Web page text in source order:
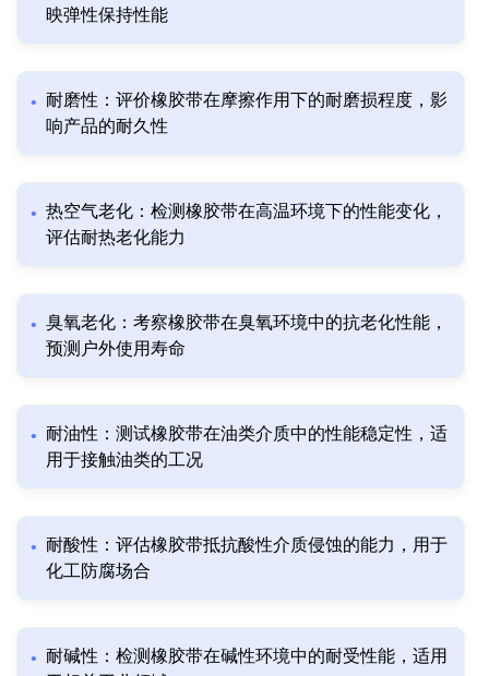
映弹性保持性能
耐磨性：评价橡胶带在摩擦作用下的耐磨损程度，影
响产品的耐久性
热空气老化：检测橡胶带在高温环境下的性能变化，
评估耐热老化能力
臭氧老化：考察橡胶带在臭氧环境中的抗老化性能，
预测户外使用寿命
耐油性：测试橡胶带在油类介质中的性能稳定性，适
用于接触油类的工况
耐酸性：评估橡胶带抵抗酸性介质侵蚀的能力，用于
化工防腐场合
耐碱性：检测橡胶带在碱性环境中的耐受性能，适用